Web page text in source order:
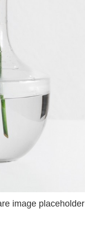
image placeholder